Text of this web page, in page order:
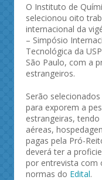
O Instituto de
selecionou oito
internacional da
– Simpósio
Tecnológica da
São Paulo, com a
estrangeiros.
Serão
para exporem a
estrangeiras,
aéreas,
pagas pela Pró-
deverá ter a
por entrevista com
normas do Edital.